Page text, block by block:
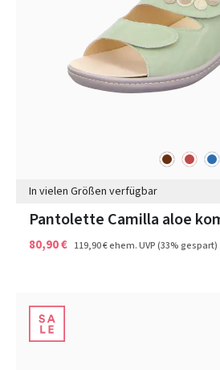
braunrot blau
In vielen Größen verfügbar
Pantolette Camilla aloe
80,90 € 119,90 €ehem. UVP(33% gespart)